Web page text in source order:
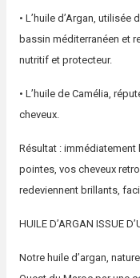
• L’huile d’Argan,
bassin méditerranéen et
nutritif et protecteur.
• L’huile de Camélia,
cheveux.
Résultat : immédiatement
pointes, vos cheveux
redeviennent brillants,
HUILE D’ARGAN ISSUE
Notre huile d’argan,